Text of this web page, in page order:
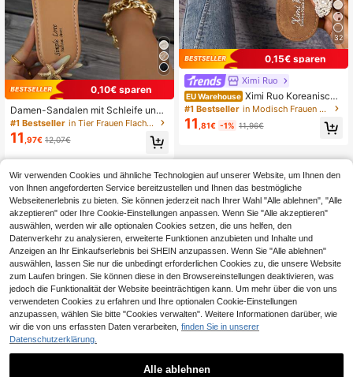
0,10€ sparen
Damen-Sandalen mit Schleife und
Metallverzierung aus geflochtenem
Stroh, flache Sandalen mit offenem
Zehenbereich, geflochtenem Rieme
Sandalen, geeignet für Outdoor-Rei
sen, Büro, Lässig, Party, Strand, Bo
ho-Chic
#1 Bestseller in Tier Frauen Flache Sandalen
11 ,97€ 12,07€
32
0,15€ sparen
Ximi Ruo
EU Warehouse Ximi Ruo Koreanische
r Stil Lässige Flache Slide Haussch
uhe für Frauen, Urlaubs-Essential,
Offene Zehen, Geflochtener Römisc
#1 Bestseller in Modisch Frauen Flache Sandalen
11 ,81€ -1% 11,96€
Wir verwenden Cookies und ähnliche Technologien auf unserer Website, um Ihnen den
von Ihnen angeforderten Service bereitzustellen und Ihnen das bestmögliche
Webseitenerlebnis zu bieten. Sie können jederzeit nach Ihrer Wahl "Alle ablehnen", "Alle
akzeptieren" oder Ihre Cookie-Einstellungen anpassen. Wenn Sie "Alle akzeptieren"
auswählen, werden wir alle optionalen Cookies setzen, die uns helfen, den
Datenverkehr zu analysieren, erweiterte Funktionen anzubieten und Inhalte und
Anzeigen an Ihr Einkaufserlebnis bei SHEIN anzupassen. Wenn Sie "Alle ablehnen"
auswählen, lassen Sie nur die unbedingt erforderlichen Cookies zu, die unsere Website
zum Laufen bringen. Sie können diese in den Browsereinstellungen deaktivieren, was
jedoch die Funktionalität der Website beeinträchtigen kann. Um mehr über die von uns
verwendeten Cookies zu erfahren und Ihre optionalen Cookie-Einstellungen
anzupassen, wählen Sie bitte "Cookies verwalten". Weitere Informationen darüber, wie
wir die von uns erfassten Daten verarbeiten, finden Sie in unserer
Datenschutzerklärung.
Alle ablehnen